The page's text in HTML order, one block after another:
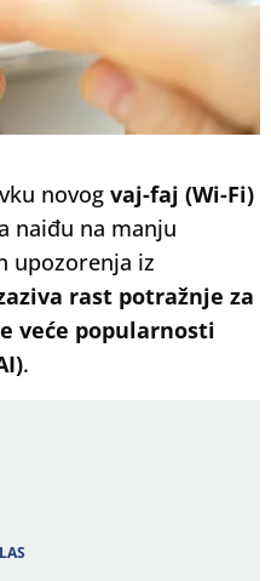
novogvaj-faj (Wi-Fi)
naiđu na manju
upozorenja iz
rast potražnje za
veće popularnosti
.